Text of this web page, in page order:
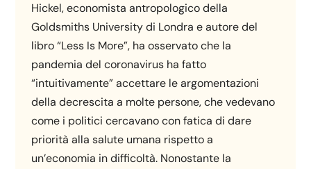
Hickel, economista antropologico della
Goldsmiths University di Londra e autore del
libro “Less Is More”, ha osservato che la
pandemia del coronavirus ha fatto
“intuitivamente” accettare le argomentazioni
della decrescita a molte persone, che vedevano
come i politici cercavano con fatica di dare
priorità alla salute umana rispetto a
un’economia in difficoltà. Nonostante la